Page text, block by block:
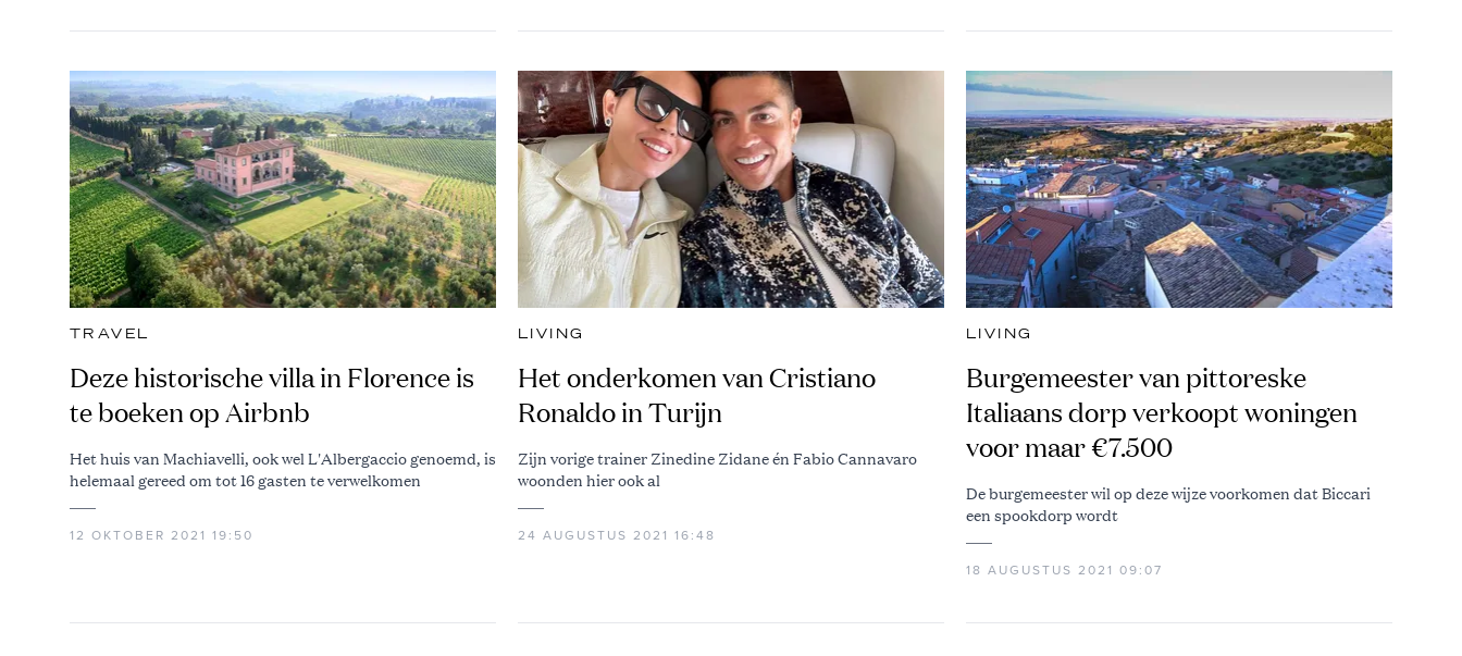
TRAVEL
Deze historische villa in Florence is
te boeken op Airbnb
Het huis van Machiavelli, ook wel L'Albergaccio genoemd, is
helemaal gereed om tot 16 gasten te verwelkomen
12 OKTOBER 2021 19:50
LIVING
Het onderkomen van Cristiano
Ronaldo in Turijn
Zijn vorige trainer Zinedine Zidane én Fabio Cannavaro
woonden hier ook al
24 AUGUSTUS 2021 16:48
LIVING
Burgemeester van pittoreske
Italiaans dorp verkoopt woningen
voor maar €7.500
De burgemeester wil op deze wijze voorkomen dat Biccari
een spookdorp wordt
18 AUGUSTUS 2021 09:07